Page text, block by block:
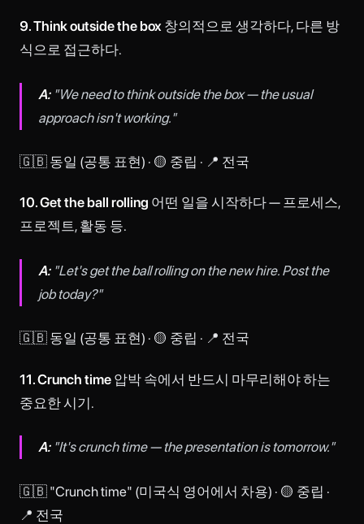
9. Think outside the box 창의적으로 생각하다, 다른 방
식으로 접근하다.
A:"We need to think outside the box — the usual
approach isn't working."
🇬🇧 동일 (공통 표현) · 🟡 중립 · 📍 전국
10. Get the ball rolling 어떤 일을 시작하다 — 프로세스,
프로젝트, 활동 등.
A:"Let's get the ball rolling on the new hire. Post the
job today?"
🇬🇧 동일 (공통 표현) · 🟡 중립 · 📍 전국
11. Crunch time 압박 속에서 반드시 마무리해야 하는
중요한 시기.
A:"It's crunch time — the presentation is tomorrow."
🇬🇧 "Crunch time" (미국식 영어에서 차용) · 🟡 중립 ·
📍 전국